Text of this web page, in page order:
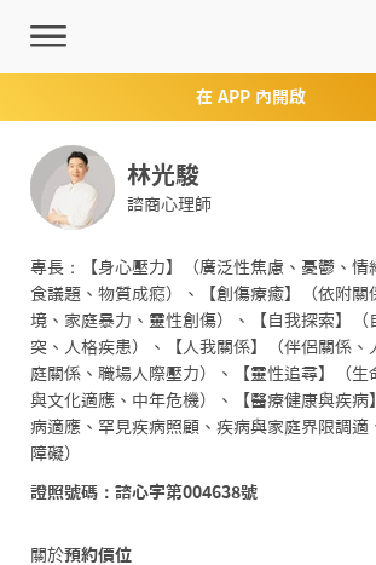
在 APP 內開啟
林光駿
諮商心理師
專長：【身心壓力】（廣泛性焦慮、憂鬱、情
食議題、物質成癮）、【創傷療癒】（依附關
境、家庭暴力、靈性創傷）、【自我探索】（
突、人格疾患）、【人我關係】（伴侶關係、
庭關係、職場人際壓力）、【靈性追尋】（生
與文化適應、中年危機）、【醫療健康與疾病
病適應、罕見疾病照顧、疾病與家庭界限調適
障礙）
證照號碼：諮心字第004638號
關於預約價位